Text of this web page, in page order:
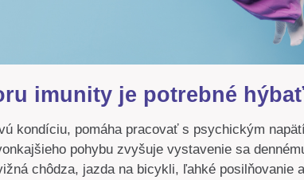
imunity je potrebné
kondíciu, pomáha pracovať s psychickým
pohybu zvyšuje vystavenie sa
chôdza, jazda na bicykli, ľahké posilňovanie